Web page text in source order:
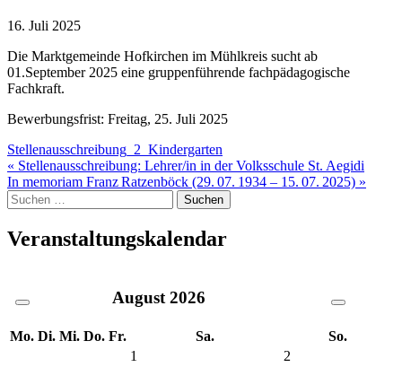
16. Juli 2025
Die Marktgemeinde Hofkirchen im Mühlkreis sucht ab
01.September 2025 eine gruppenführende fachpädagogische
Fachkraft.
Bewerbungsfrist: Freitag, 25. Juli 2025
Stellenausschreibung_2_Kindergarten
Beitragsnavigation
« Stellenausschreibung: Lehrer/in in der Volksschule St. Aegidi
In memoriam Franz Ratzenböck (29. 07. 1934 – 15. 07. 2025) »
Suche
nach:
Veranstaltungskalendar
August 2026
Mo. Di. Mi. Do. Fr. Sa.
So.
1
2